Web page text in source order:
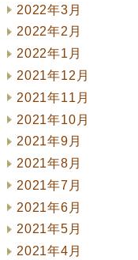
2022年3月
2022年2月
2022年1月
2021年12月
2021年11月
2021年10月
2021年9月
2021年8月
2021年7月
2021年6月
2021年5月
2021年4月